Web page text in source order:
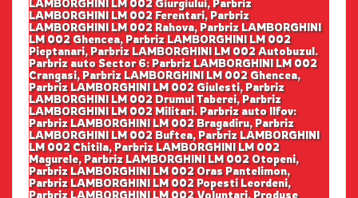
LAMBORGHINI LM 002 Giurgiului, Parbriz
LAMBORGHINI LM 002 Ferentari, Parbriz
LAMBORGHINI LM 002 Rahova, Parbriz LAMBORGHINI
LM 002 Ghencea, Parbriz LAMBORGHINI LM 002
Pieptanari, Parbriz LAMBORGHINI LM 002 Autobuzul.
Parbriz auto Sector 6: Parbriz LAMBORGHINI LM 002
Crangasi, Parbriz LAMBORGHINI LM 002 Ghencea,
Parbriz LAMBORGHINI LM 002 Giulesti, Parbriz
LAMBORGHINI LM 002 Drumul Taberei, Parbriz
LAMBORGHINI LM 002 Militari. Parbriz auto Ilfov:
Parbriz LAMBORGHINI LM 002 Bragadiru, Parbriz
LAMBORGHINI LM 002 Buftea, Parbriz LAMBORGHINI
LM 002 Chitila, Parbriz LAMBORGHINI LM 002
Magurele, Parbriz LAMBORGHINI LM 002 Otopeni,
Parbriz LAMBORGHINI LM 002 Oras Pantelimon,
Parbriz LAMBORGHINI LM 002 Popesti Leordeni,
Parbriz LAMBORGHINI LM 002 Voluntari. Produse